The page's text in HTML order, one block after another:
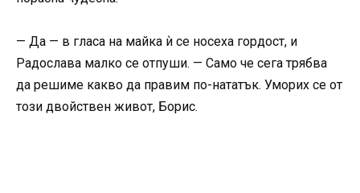
— Да — в гласа на майка ѝ се носеха гордост, и
Радослава малко се отпуши. — Само че сега трябва
да решиме какво да правим по-нататък. Уморих се от
този двойствен живот, Борис.